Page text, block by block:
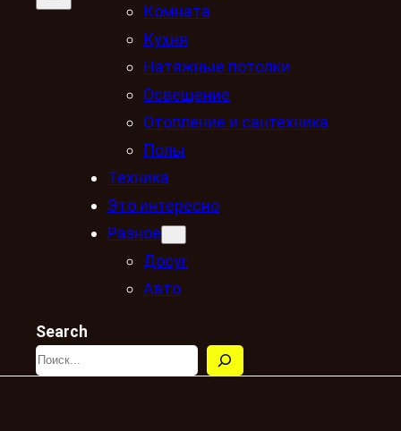
Комната
Кухня
Натяжные потолки
Освещение
Отопление и сантехника
Полы
Техника
Это интересно
Разное
Досуг
Авто
Search